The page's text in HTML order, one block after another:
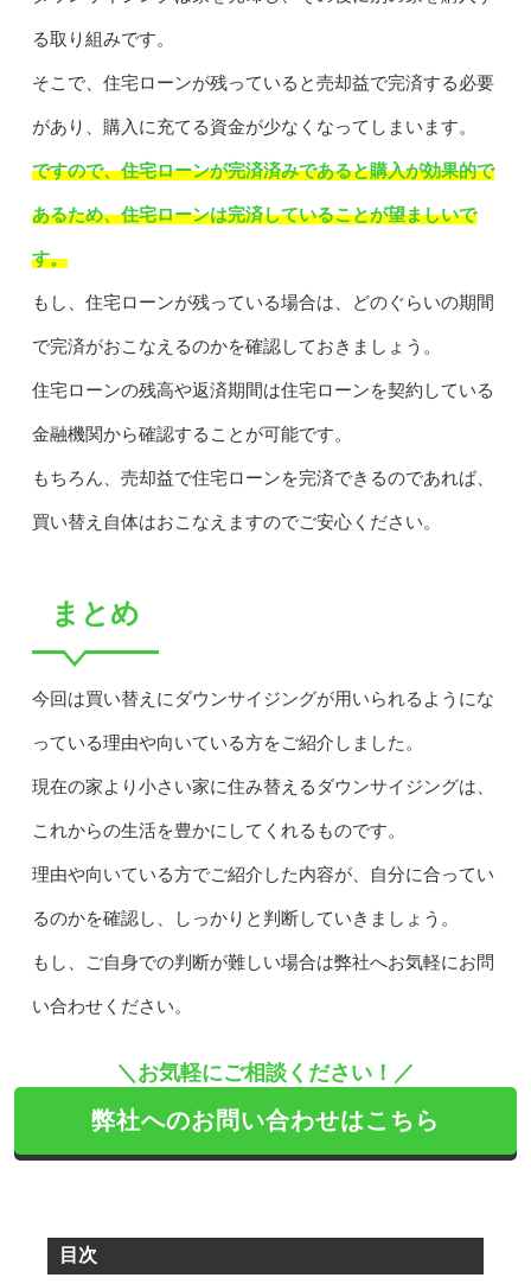
る取り組みです。
そこで、住宅ローンが残っていると売却益で完済する必要
があり、購入に充てる資金が少なくなってしまいます。
ですので、住宅ローンが完済済みであると購入が効果的で
あるため、住宅ローンは完済していることが望ましいで
す。
もし、住宅ローンが残っている場合は、どのぐらいの期間
で完済がおこなえるのかを確認しておきましょう。
住宅ローンの残高や返済期間は住宅ローンを契約している
金融機関から確認することが可能です。
もちろん、売却益で住宅ローンを完済できるのであれば、
買い替え自体はおこなえますのでご安心ください。
まとめ
今回は買い替えにダウンサイジングが用いられるようにな
っている理由や向いている方をご紹介しました。
現在の家より小さい家に住み替えるダウンサイジングは、
これからの生活を豊かにしてくれるものです。
理由や向いている方でご紹介した内容が、自分に合ってい
るのかを確認し、しっかりと判断していきましょう。
もし、ご自身での判断が難しい場合は弊社へお気軽にお問
い合わせください。
＼お気軽にご相談ください！／
弊社へのお問い合わせはこちら
目次